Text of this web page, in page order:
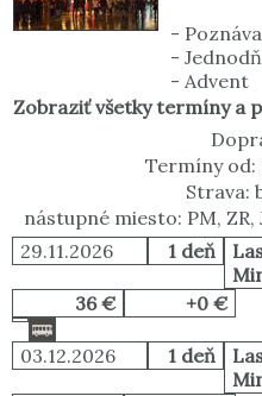
-
-
- Advent
Zobraziť všetky termíny a
Termíny od:
Strava:
nástupné miesto: PM, ZR,
29.11.2026
1 deň
36 €
+0 €
03.12.2026 1 deň